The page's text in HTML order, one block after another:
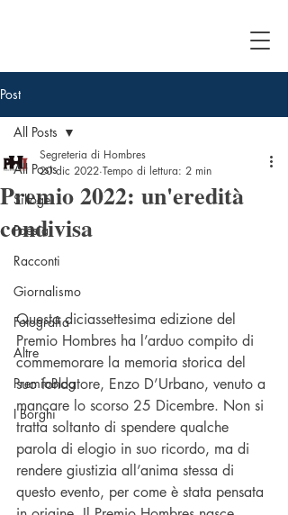
Post
All Posts
Silloge
Poesia
Racconti
Giornalismo
Fotografia
Altre
PremioBlog
I Borghi
All Posts
Premio 2022: un'eredità
condivisa
Segreteria di Hombres
20 dic 2022 Tempo di lettura: 2 min
Questa diciassettesima edizione del
Premio Hombres ha l’arduo compito di
commemorare la memoria storica del
suo fondatore, Enzo D’Urbano, venuto a
mancare lo scorso 25 Dicembre. Non si
tratta soltanto di spendere qualche
parola di elogio in suo ricordo, ma di
rendere giustizia all’anima stessa di
questo evento, per come è stata pensata